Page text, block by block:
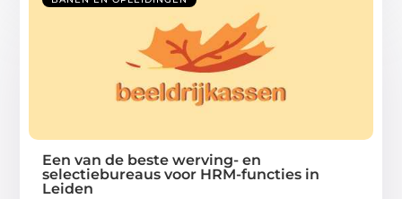
Een van de beste werving- en
selectiebureaus voor HRM-functies in
Leiden